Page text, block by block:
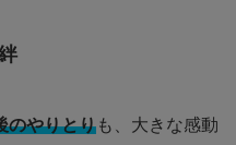
のやりとりも、大きな感動